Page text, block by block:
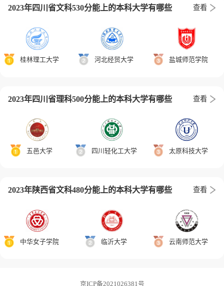
2023年四川省文科530分能上的本科大学有哪些 查看
桂林理工大学 河北经贸大学 盐城师范学院
2023年四川省理科500分能上的本科大学有哪些 查看
五邑大学 四川轻化工大学 太原科技大学
2023年陕西省文科480分能上的本科大学有哪些 查看
中华女子学院 临沂大学 云南师范大学
京ICP备2021026381号